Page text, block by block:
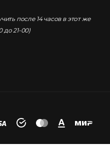
после 14 часов в этот же
до 21-00)